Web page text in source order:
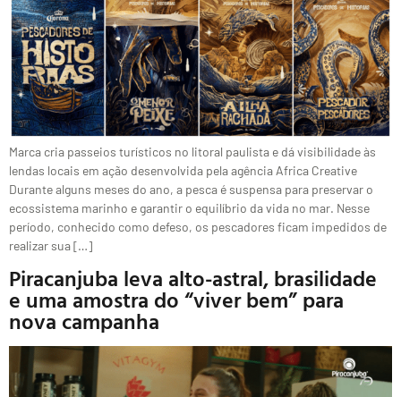
Marca cria passeios turísticos no litoral paulista e dá visibilidade às
lendas locais em ação desenvolvida pela agência Africa Creative
Durante alguns meses do ano, a pesca é suspensa para preservar o
ecossistema marinho e garantir o equilíbrio da vida no mar. Nesse
período, conhecido como defeso, os pescadores ficam impedidos de
realizar sua […]
Piracanjuba leva alto-astral, brasilidade
e uma amostra do “viver bem” para
nova campanha